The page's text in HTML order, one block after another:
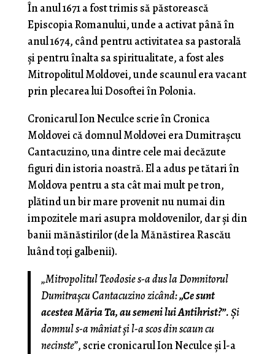
În anul 1671 a fost trimis să păstorească
Episcopia Romanului, unde a activat până în
anul 1674, când pentru activitatea sa pastorală
şi pentru înalta sa spiritualitate, a fost ales
Mitropolitul Moldovei, unde scaunul era vacant
prin plecarea lui Dosoftei în Polonia.
Cronicarul Ion Neculce scrie în Cronica
Moldovei că domnul Moldovei era Dumitraşcu
Cantacuzino, una dintre cele mai decăzute
figuri din istoria noastră. El a adus pe tătari în
Moldova pentru a sta cât mai mult pe tron,
plătind un bir mare provenit nu numai din
impozitele mari asupra moldovenilor, dar şi din
banii mănăstirilor (de la Mănăstirea Rascău
luând toţi galbenii).
„Mitropolitul Teodosie s-a dus la Domnitorul
Dumitraşcu Cantacuzino zicând:„Ce sunt
acestea Măria Ta, au semeni lui Antihrist?”. Şi
domnul s-a mâniat şi l-a scos din scaun cu
necinste”, scrie cronicarul Ion Neculce şi l-a